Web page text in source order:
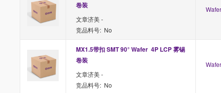
卷装
文章济美 -
竞品料号: No
MX1.5带扣 SMT 90° Wafer  4P LCP 雾锡
卷装
文章济美 -
竞品料号: No